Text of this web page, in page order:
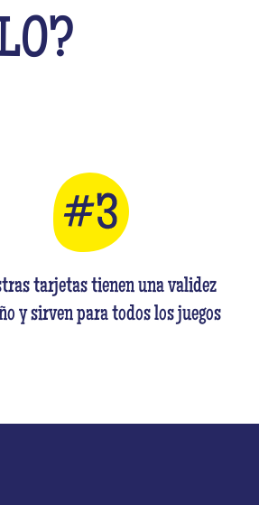
tarjetas tienen una validez
y sirven para todos los juegos